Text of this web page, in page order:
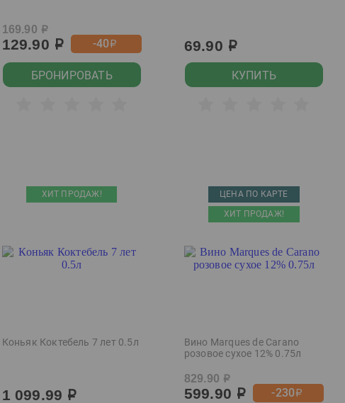
169.90 р
129.90 р -40р
БРОНИРОВАТЬ
69.90 р
КУПИТЬ
ХИТ ПРОДАЖ!
Коньяк Коктебель 7 лет 0.5л
1 099.99 р
ЦЕНА ПО КАРТЕ
ХИТ ПРОДАЖ!
Вино Marques de Carano
розовое сухое 12% 0.75л
829.90 р
599.90 р -230р